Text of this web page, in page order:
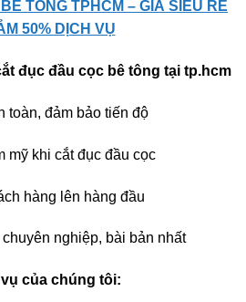
TÔNG TPHCM – GIÁ SIÊU RẺ
50% DỊCH VỤ
đục đầu cọc bê tông tại tp.hcm
đảm bảo tiến độ
khi cắt đục đầu cọc
hàng lên hàng đầu
nghiệp, bài bản nhất
của chúng tôi: